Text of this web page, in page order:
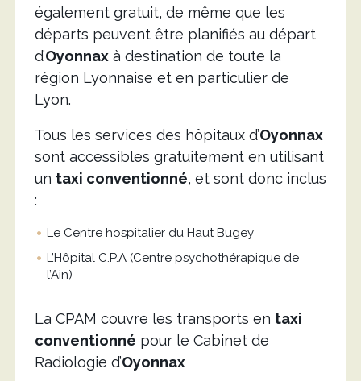
également gratuit, de même que les
départs peuvent être planifiés au départ
d’Oyonnaxà destination de toute la
région Lyonnaise et en particulier de
Lyon.
Tous les services des hôpitaux d’Oyonnax
sont accessibles gratuitement en utilisant
un taxi conventionné, et sont donc inclus
:
Le Centre hospitalier du Haut Bugey
L’Hôpital C.P.A (Centre psychothérapique de
l’Ain)
La CPAM couvre les transports en taxi
conventionné pour le Cabinet de
Radiologie d’Oyonnax